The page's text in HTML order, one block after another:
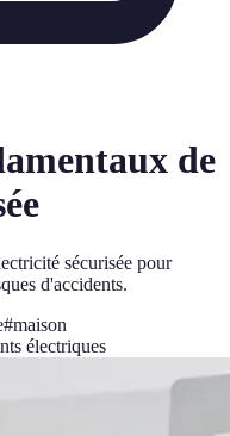
de
sécurisée pour
d'accidents.
#maison
électriques